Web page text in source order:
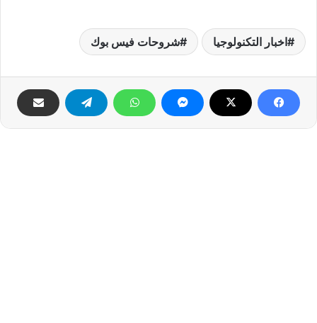
اخبار التكنولوجيا شروحات فيس بوك